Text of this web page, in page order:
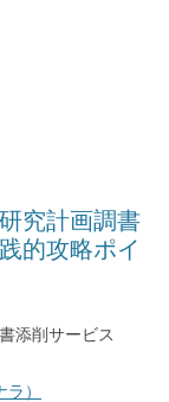
究計画調書
的攻略ポイ
添削サービス
ラ）